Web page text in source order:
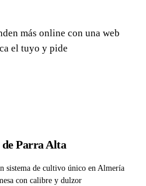
más online con una web
el tuyo y pide
de Parra Alta
sistema de cultivo único en Almería
con calibre y dulzor